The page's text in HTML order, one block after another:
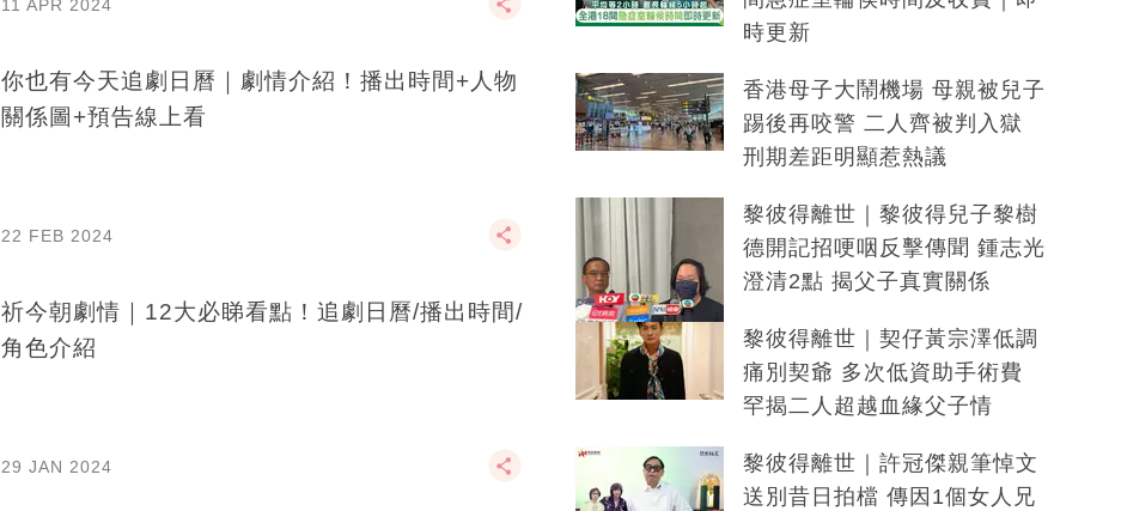
11 APR 2024
你也有今天追劇日曆｜劇情介紹！播出時間+人物
關係圖+預告線上看
22 FEB 2024
祈今朝劇情｜12大必睇看點！追劇日曆/播出時間/
角色介紹
29 JAN 2024
時更新
香港母子大鬧機場 母親被兒子
踢後再咬警 二人齊被判入獄
刑期差距明顯惹熱議
黎彼得離世｜黎彼得兒子黎樹
德開記招哽咽反擊傳聞 鍾志光
澄清2點 揭父子真實關係
黎彼得離世｜契仔黃宗澤低調
痛別契爺 多次低資助手術費
罕揭二人超越血緣父子情
黎彼得離世｜許冠傑親筆悼文
送別昔日拍檔 傳因1個女人兄